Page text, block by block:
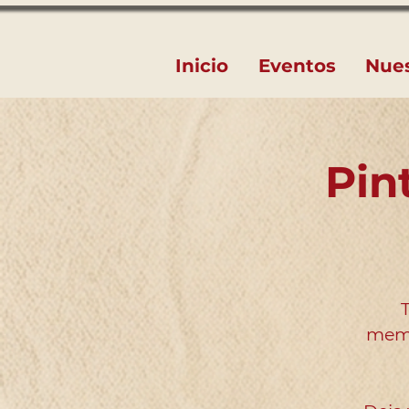
Inicio Eventos